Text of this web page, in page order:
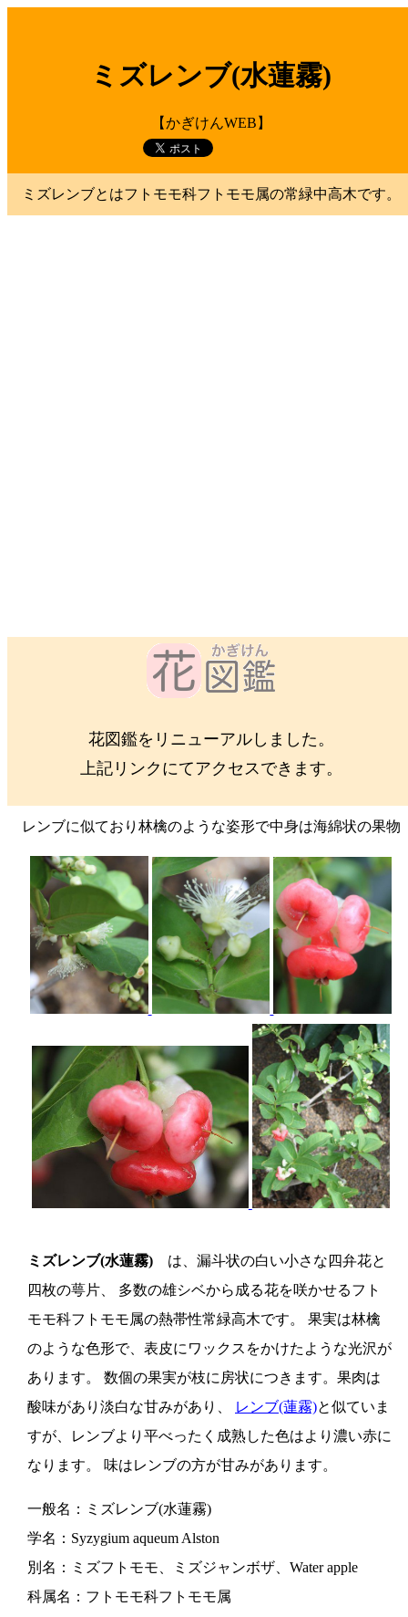
ミズレンブ(水蓮霧)
【かぎけんWEB】
ミズレンブとはフトモモ科フトモモ属の常緑中高木です。
花図鑑をリニューアルしました。
上記リンクにてアクセスできます。
レンブに似ており林檎のような姿形で中身は海綿状の果物
ミズレンブ(水蓮霧) は、漏斗状の白い小さな四弁花と
四枚の萼片、 多数の雄シベから成る花を咲かせるフト
モモ科フトモモ属の熱帯性常緑高木です。 果実は林檎
のような色形で、表皮にワックスをかけたような光沢が
あります。 数個の果実が枝に房状につきます。果肉は
酸味があり淡白な甘みがあり、
レンブ(蓮霧)と似ていま
すが、レンブより平べったく成熟した色はより濃い赤に
なります。 味はレンブの方が甘みがあります。
一般名：ミズレンブ(水蓮霧)
学名：Syzygium aqueum Alston
別名：ミズフトモモ、ミズジャンボザ、Water apple
科属名：フトモモ科フトモモ属